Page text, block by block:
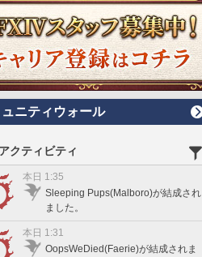
ュニティウォール
クティビティ
本日 1:35
Sleeping Pups(Malboro)が結成され
ました。
本日 1:31
OopsWeDied(Faerie)が結成されま